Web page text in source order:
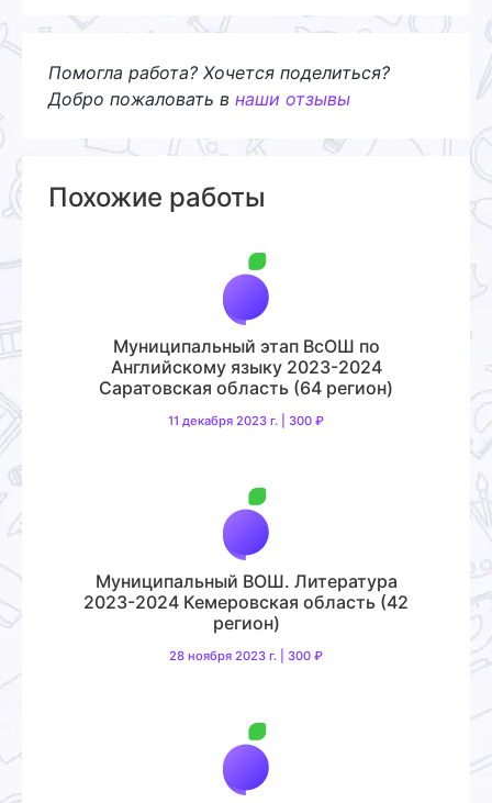
Помогла работа? Хочется поделиться?
Добро пожаловать в наши отзывы
Похожие работы
Муниципальный этап ВсОШ по
Английскому языку 2023-2024
Саратовская область (64 регион)
11 декабря 2023 г. | 300 ₽
Муниципальный ВОШ. Литература
2023-2024 Кемеровская область (42
регион)
28 ноября 2023 г. | 300 ₽